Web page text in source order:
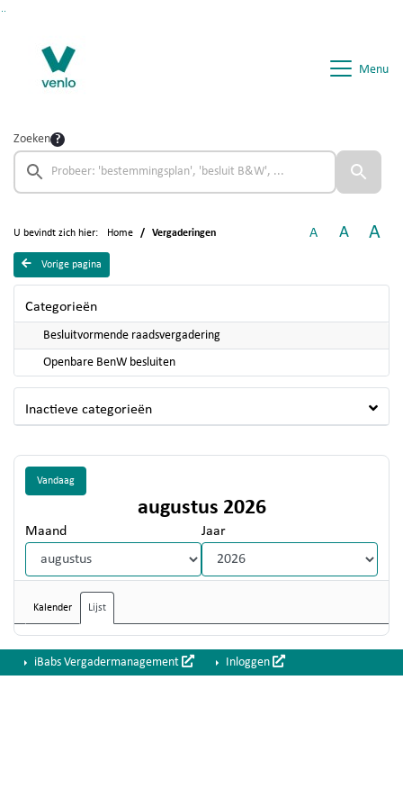
Menu
Zoeken
U bevindt zich hier: Home Vergaderingen A A A
Vorige pagina
Categorieën
Besluitvormende raadsvergadering
Openbare BenW besluiten
Inactieve categorieën
Vandaag
augustus 2026
Maand Jaar
Kalender Lijst
iBabs Vergadermanagement Inloggen